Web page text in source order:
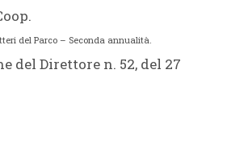
del Parco – Seconda annualità.
del Direttore n. 52, del 27